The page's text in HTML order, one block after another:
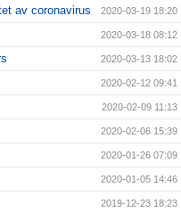
av coronavirus 2020-03-19 18:20
2020-03-18 08:12
2020-03-13 18:02
2020-02-12 09:41
2020-02-09 11:13
2020-02-06 15:39
2020-01-26 07:09
2020-01-05 14:46
2019-12-23 18:23